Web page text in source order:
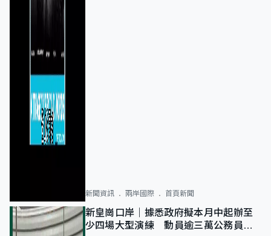
新聞資訊 兩岸國際 首頁新聞
新皇崗口岸｜據悉政府擬本月中起辦至
少四場大型演練 動員逾三萬公務員人